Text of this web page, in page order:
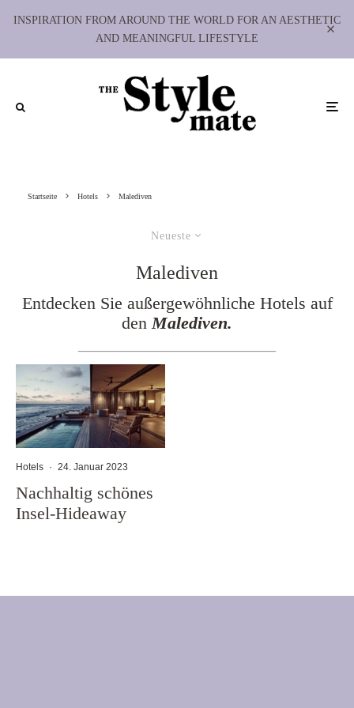
INSPIRATION FROM AROUND THE WORLD FOR AN AESTHETIC
AND MEANINGFUL LIFESTYLE
Startseite Hotels Malediven
Neueste
Malediven
Entdecken Sie außergewöhnliche Hotels auf
denMalediven.
Hotels · 24. Januar 2023
Nachhaltig schönes
Insel-Hideaway